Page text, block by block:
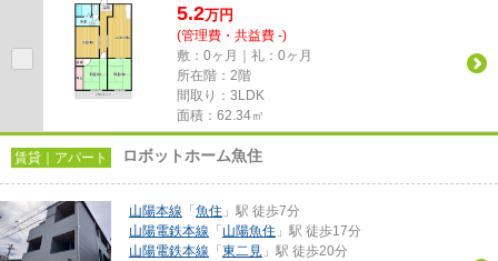
5.2万円
(管理費・共益費 -)
敷：0ヶ月｜礼：0ヶ月
所在階：2階
間取り：3LDK
面積：62.34㎡
賃貸｜アパート ロボットホーム魚住
山陽本線 「 魚住 」駅 徒歩7分
山陽電鉄本線 「 山陽魚住 」駅 徒歩17分
山陽電鉄本線 「 東二見 」駅 徒歩20分